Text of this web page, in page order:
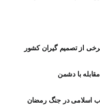
از تصمیم گیران کشور
با دشمن
اسلامی در جنگ رمضان